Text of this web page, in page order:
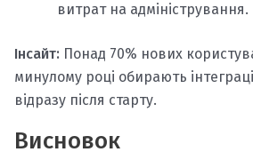
витрат на адміністрування.
Інсайт: Понад 70% нових
минулому році обирають
відразу після старту.
Висновок